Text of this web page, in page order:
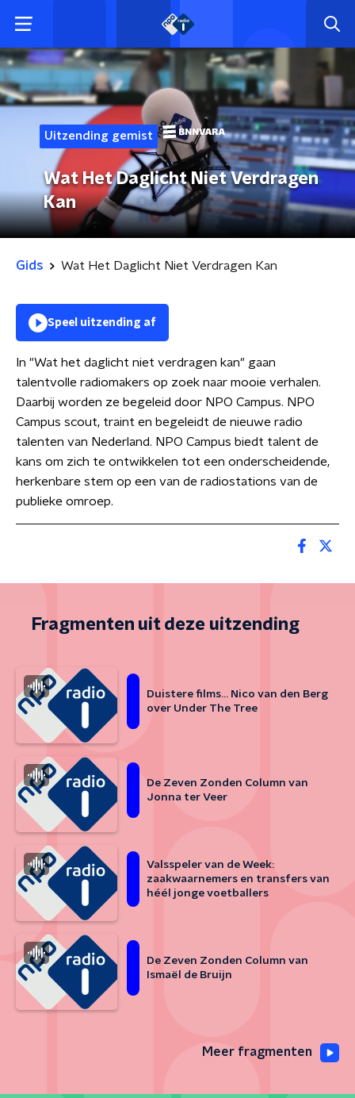
Uitzending gemist
Wat Het Daglicht Niet Verdragen
Kan
Gids Wat Het Daglicht Niet Verdragen Kan
Speel uitzending af
In "Wat het daglicht niet verdragen kan" gaan
talentvolle radiomakers op zoek naar mooie verhalen.
Daarbij worden ze begeleid door NPO Campus. NPO
Campus scout, traint en begeleidt de nieuwe radio
talenten van Nederland. NPO Campus biedt talent de
kans om zich te ontwikkelen tot een onderscheidende,
herkenbare stem op een van de radiostations van de
publieke omroep.
Fragmenten uit deze uitzending
Duistere films... Nico van den Berg
over Under The Tree
De Zeven Zonden Column van
Jonna ter Veer
Valsspeler van de Week:
zaakwaarnemers en transfers van
héél jonge voetballers
De Zeven Zonden Column van
Ismaël de Bruijn
Meer fragmenten